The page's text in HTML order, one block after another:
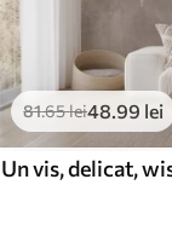
81.65lei48 .99 lei